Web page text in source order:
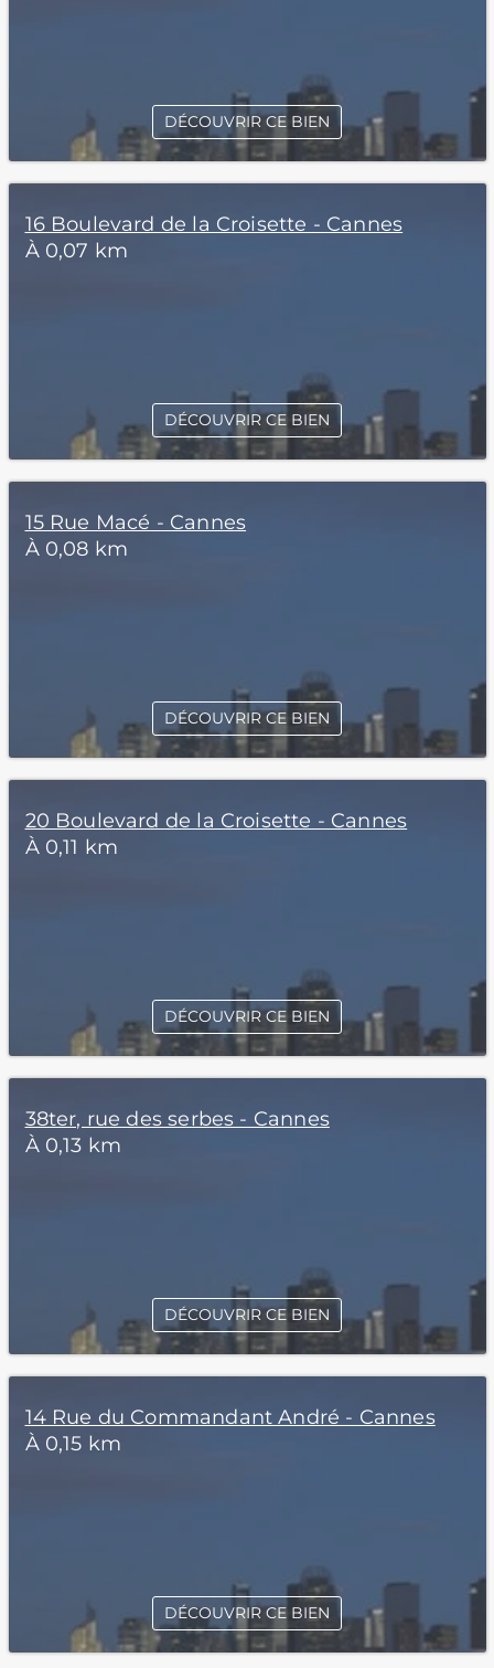
DÉCOUVRIR CE BIEN
16 Boulevard de la Croisette - Cannes
À 0,07 km
DÉCOUVRIR CE BIEN
15 Rue Macé - Cannes
À 0,08 km
DÉCOUVRIR CE BIEN
20 Boulevard de la Croisette - Cannes
À 0,11 km
DÉCOUVRIR CE BIEN
38ter, rue des serbes - Cannes
À 0,13 km
DÉCOUVRIR CE BIEN
14 Rue du Commandant André - Cannes
À 0,15 km
DÉCOUVRIR CE BIEN